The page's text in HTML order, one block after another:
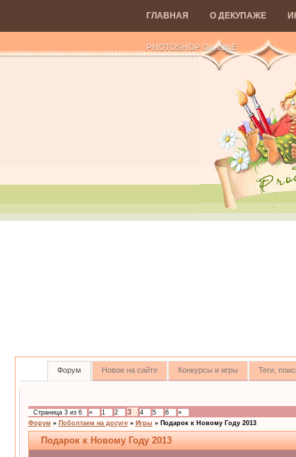
ГЛАВНАЯ О ДЕКУПАЖЕ
PHOTOSHOP ON-LINE
Форум Новое на сайте Конкурсы и игры Теги,
Страница 3из 6 « 1 2 3 4 5 6 »
Форум » Поболтаем на досуге » Игры » Подарок к Новому Году 2013
Подарок к Новому Году 2013